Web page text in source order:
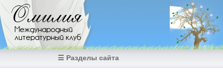
Перейти к основному содержанию
Омилия
Международный
литературный клуб
☰ Разделы сайта